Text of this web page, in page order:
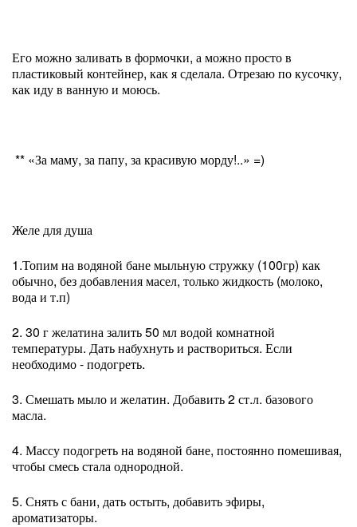
Его можно заливать в формочки, а можно просто в
пластиковый контейнер, как я сделала. Отрезаю по кусочку,
как иду в ванную и моюсь.
** «За маму, за папу, за красивую морду!..» =)
Желе для душа
1.Топим на водяной бане мыльную стружку (100гр) как
обычно, без добавления масел, только жидкость (молоко,
вода и т.п)
2. 30 г желатина залить 50 мл водой комнатной
температуры. Дать набухнуть и раствориться. Если
необходимо - подогреть.
3. Смешать мыло и желатин. Добавить 2 ст.л. базового
масла.
4. Массу подогреть на водяной бане, постоянно помешивая,
чтобы смесь стала однородной.
5. Снять с бани, дать остыть, добавить эфиры,
ароматизаторы.